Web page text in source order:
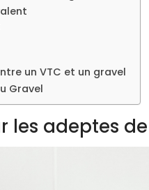
un VTC et un gravel
Gravel
les adeptes